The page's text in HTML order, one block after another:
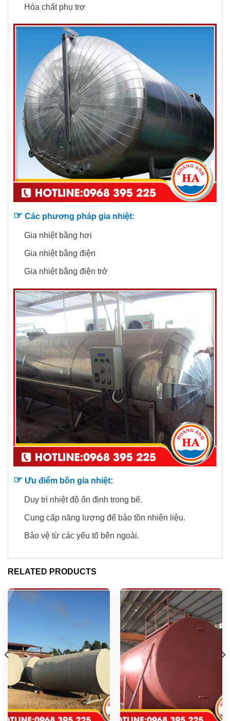
Hóa chất phụ trợ
☞ Các phương pháp gia nhiệt:
Gia nhiệt bằng hơi
Gia nhiệt bằng điện
Gia nhiệt bằng điện trở
☞ Ưu điểm bồn gia nhiệt:
Duy trì nhiệt độ ổn định trong bể.
Cung cấp năng lượng để bảo tồn nhiên liệu.
Bảo vệ từ các yếu tố bên ngoài.
RELATED PRODUCTS